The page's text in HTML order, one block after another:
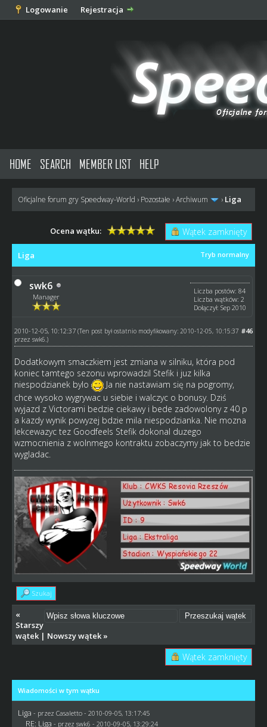
Logowanie Rejestracja
HOME SEARCH MEMBER LIST HELP
Oficjalne forum gry Speedway-World › Pozostałe ›Archiwum › Liga
Wątek zamknięty
Ocena wątku:
Tryb normalny
Liga
swk6
Manager
Liczba postów: 84
Liczba wątków: 2
Dołączył: Sep 2010
#46
2010-12-05, 10:12:37 (Ten post był ostatnio modyfikowany: 2010-12-05, 10:15:37
przez swk6 .)
Dodatkowym smaczkiem jest zmiana w silniku, która pod
koniec tamtego sezonu wprowadzil Stefik i juz kilka
niespodzianek bylo
Ja nie nastawiam się na pogromy,
chce wysoko wygrywac u siebie i walczyc o bonusy. Dziś
wyjazd z Victorami bedzie ciekawy i bede zadowolony z 40 p
a kazdy wynik powyzej bdzie mila niespodzianka. Nie mozna
lekcewazyc tez Goodfeels Stefik dokonal duzego
wzmocnienia z wolnmego kontraktu zobaczymy jak to bedzie
wygladac.
Szukaj
«
Starszy
wątek| Nowszy wątek»
Wątek zamknięty
Wiadomości w tym wątku
Liga - przez Casaletto- 2010-09-05, 13:17:45
RE: Liga - przez swk6 - 2010-09-05, 13:29:24